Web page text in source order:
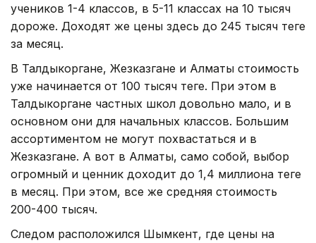
учеников 1-4 классов, в 5-11 классах на 10 тысяч
дороже. Доходят же цены здесь до 245 тысяч теңге
за месяц.
В Талдыкоргане, Жезказгане и Алматы стоимость
уже начинается от 100 тысяч теңге. При этом в
Талдыкоргане частных школ довольно мало, и в
основном они для начальных классов. Большим
ассортиментом не могут похвастаться и в
Жезказгане. А вот в Алматы, само собой, выбор
огромный и ценник доходит до 1,4 миллиона теңге
в месяц. При этом, все же средняя стоимость
200-400 тысяч.
Следом расположился Шымкент, где цены на